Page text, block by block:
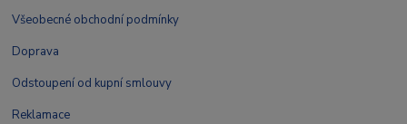
Všeobecné obchodní podmínky
Doprava
Odstoupení od kupní smlouvy
Reklamace